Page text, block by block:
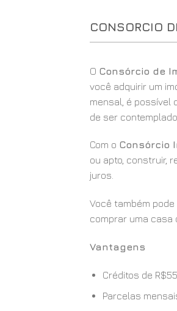
CONSORCIO
O Consórcio de
você adquirir um
mensal, é possível
de ser contemplado.
Com o Consórcio
ou apto, construir,
juros.
Você também
comprar uma casa
Vantagens
Créditos de
Parcelas